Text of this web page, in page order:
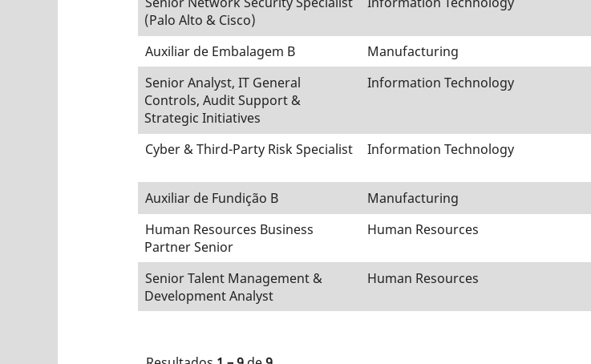
(Palo Alto & Cisco)
Auxiliar de Embalagem B Manufacturing
Senior Analyst, IT General
Controls, Audit Support &
Strategic Initiatives
Information Technology
Cyber & Third-Party Risk Specialist Information Technology
Auxiliar de Fundição B Manufacturing
Human Resources Business
Partner Senior
Human Resources
Senior Talent Management &
Development Analyst
Human Resources